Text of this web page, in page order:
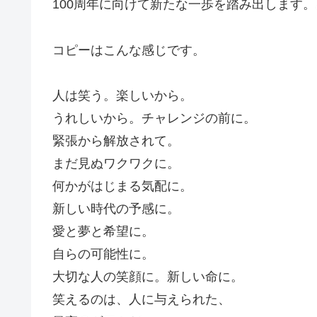
100周年に向けて新たな一歩を踏み出します
コピーはこんな感じです。
人は笑う。楽しいから。
うれしいから。チャレンジの前に。
緊張から解放されて。
まだ見ぬワクワクに。
何かがはじまる気配に。
新しい時代の予感に。
愛と夢と希望に。
自らの可能性に。
大切な人の笑顔に。新しい命に。
笑えるのは、人に与えられた、